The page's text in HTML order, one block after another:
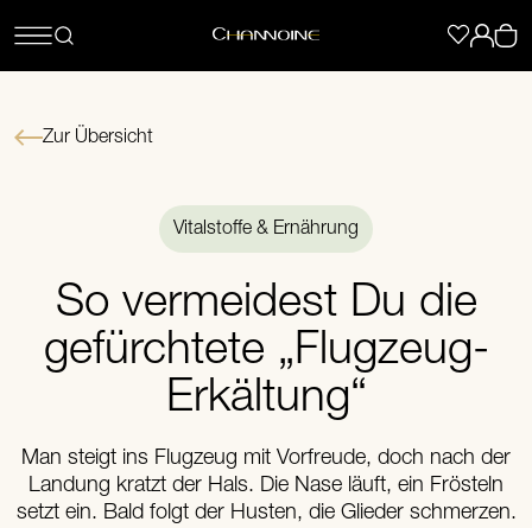
Zur Übersicht
Vitalstoffe & Ernährung
So vermeidest Du die
gefürchtete „Flugzeug-
Erkältung“
Man steigt ins Flugzeug mit Vorfreude, doch nach der
Landung kratzt der Hals. Die Nase läuft, ein Frösteln
setzt ein. Bald folgt der Husten, die Glieder schmerzen.